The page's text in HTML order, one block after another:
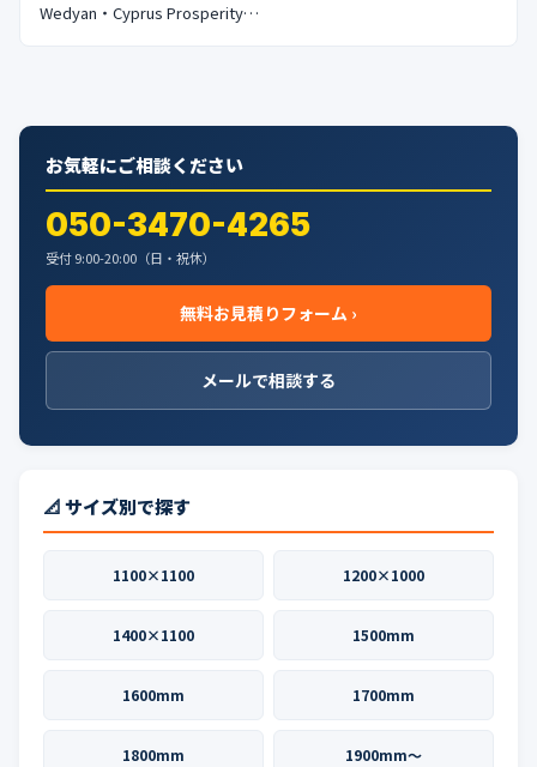
Wedyan・Cyprus Prosperity…
お気軽にご相談ください
050-3470-4265
受付 9:00-20:00（日・祝休）
無料お見積りフォーム ›
メールで相談する
📐 サイズ別で探す
1100×1100 1200×1000
1400×1100 1500mm
1600mm 1700mm
1800mm 1900mm〜